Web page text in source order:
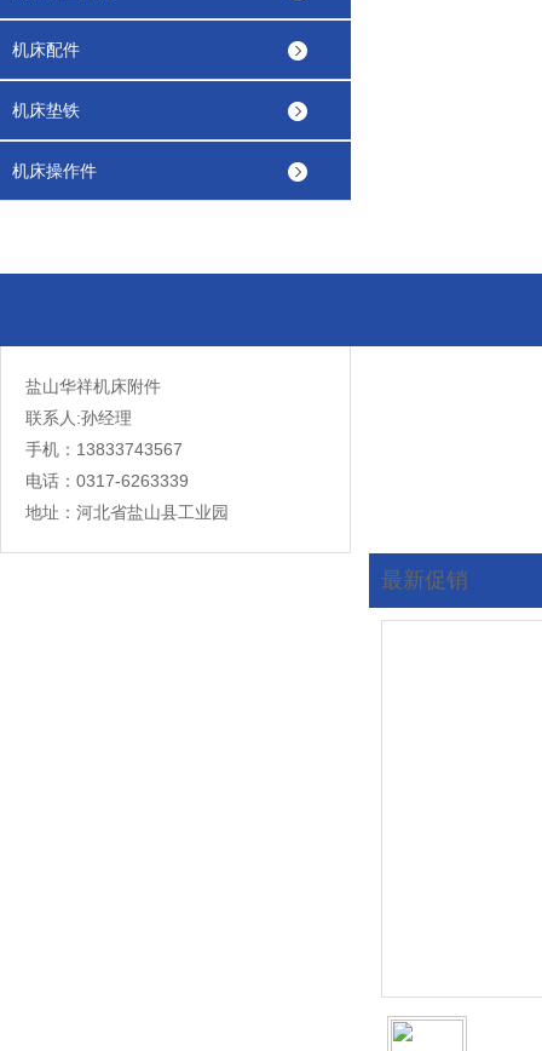
机床配件
机床垫铁
机床操作件
盐山华祥机床附件
联系人:孙经理
手机：13833743567
电话：0317-6263339
地址：河北省盐山县工业园
最新促销